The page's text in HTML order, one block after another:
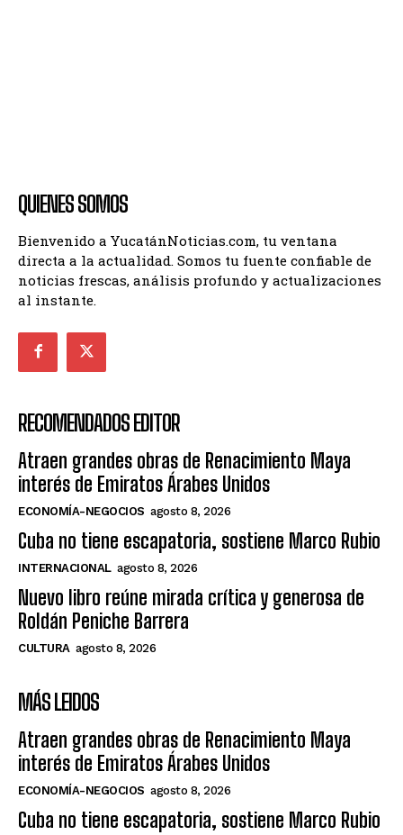
QUIENES SOMOS
Bienvenido a YucatánNoticias.com, tu ventana
directa a la actualidad. Somos tu fuente confiable de
noticias frescas, análisis profundo y actualizaciones
al instante.
RECOMENDADOS EDITOR
Atraen grandes obras de Renacimiento Maya
interés de Emiratos Árabes Unidos
ECONOMÍA-NEGOCIOS agosto 8, 2026
Cuba no tiene escapatoria, sostiene Marco Rubio
INTERNACIONAL agosto 8, 2026
Nuevo libro reúne mirada crítica y generosa de
Roldán Peniche Barrera
CULTURA agosto 8, 2026
MÁS LEIDOS
Atraen grandes obras de Renacimiento Maya
interés de Emiratos Árabes Unidos
ECONOMÍA-NEGOCIOS agosto 8, 2026
Cuba no tiene escapatoria, sostiene Marco Rubio